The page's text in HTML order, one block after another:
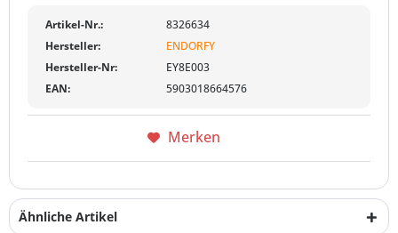
Artikel-Nr.:
8326634
Hersteller:
ENDORFY
Hersteller-Nr:
EY8E003
EAN:
5903018664576
Merken
Ähnliche Artikel